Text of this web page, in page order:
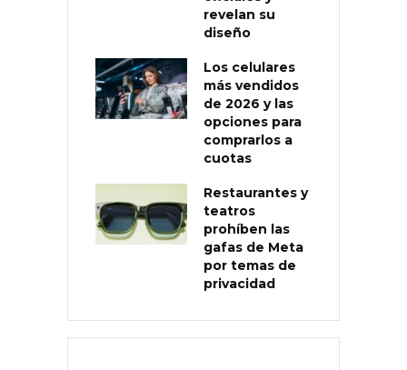
revelan su
diseño
Los celulares
más vendidos
de 2026 y las
opciones para
comprarlos a
cuotas
Restaurantes y
teatros
prohíben las
gafas de Meta
por temas de
privacidad